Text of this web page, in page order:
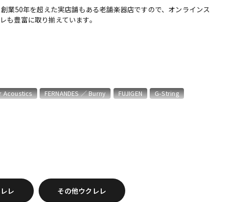
ン
配信/ライブ
機器
楽器アクセサ
リ
業50年を超えた実店舗もある老舗楽器店ですので、オンラインス
豊富に取り揃えています。
Acoustics FERNANDES ／ Burny FUJIGEN
G-String
レ その他ウクレレ